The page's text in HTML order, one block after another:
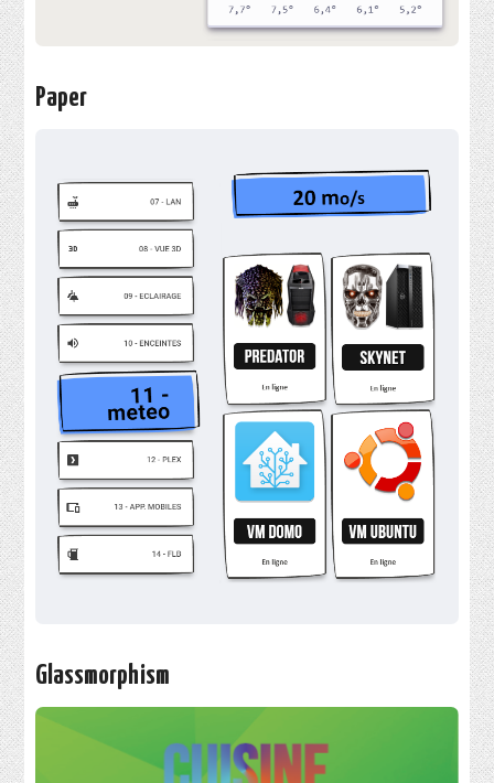
Paper
Glassmorphism